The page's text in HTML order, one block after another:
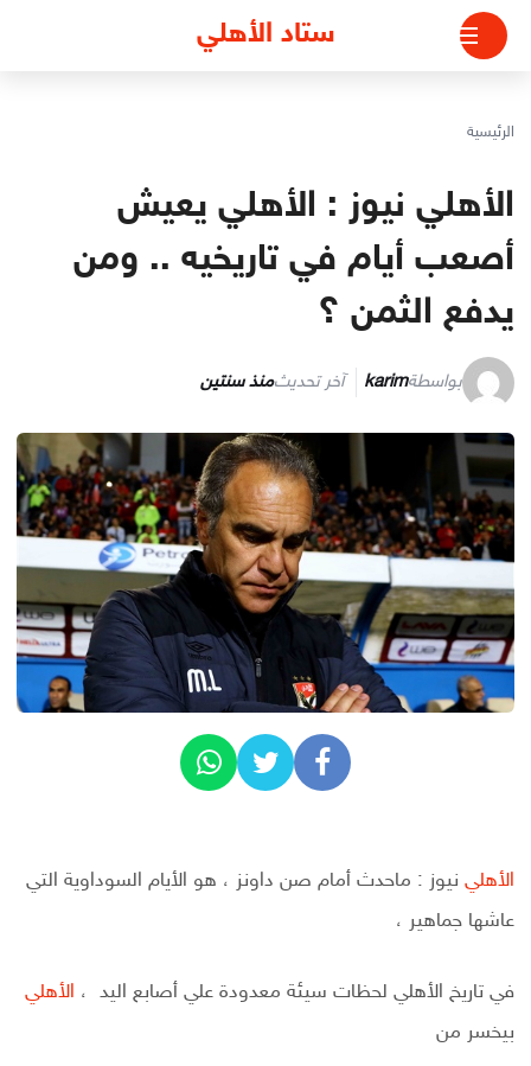
التجاوز
المحتوى
ستاد الأهلي
الرئيسية
الأهلي نيوز : الأهلي يعيش
أصعب أيام في تاريخيه .. ومن
يدفع الثمن ؟
بواسطةkarim آخر تحديثمنذ سنتين
الأهلي نيوز : ماحدث أمام صن داونز ، هو الأيام السوداوية التي
عاشها جماهير ،
في تاريخ الأهلي لحظات سيئة معدودة علي أصابع اليد ، الأهلي
بيخسر من